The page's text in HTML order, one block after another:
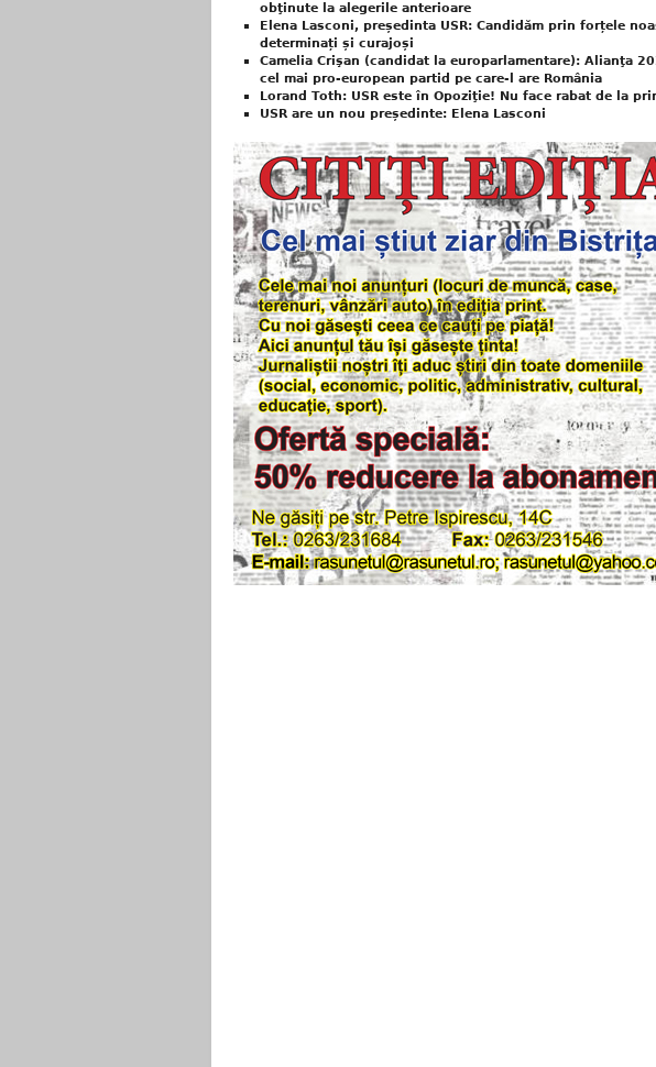
obţinute la alegerile anterioare
Elena Lasconi, președinta USR: Candidăm prin forțele
determinați și curajoși
Camelia Crişan (candidat la europarlamentare): Alianţa
cel mai pro-european partid pe care-l are România
Lorand Toth: USR este în Opoziţie! Nu face rabat de la
USR are un nou președinte: Elena Lasconi